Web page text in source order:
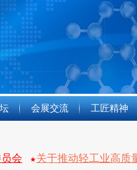
会展交流 工匠精神
会 ★关于推动轻工业高质